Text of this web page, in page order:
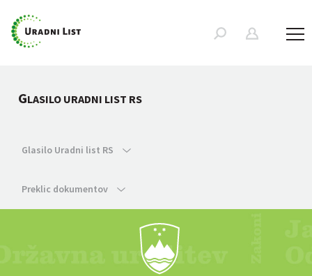
GLASILO URADNI LIST RS
Glasilo Uradni list RS
Preklic dokumentov